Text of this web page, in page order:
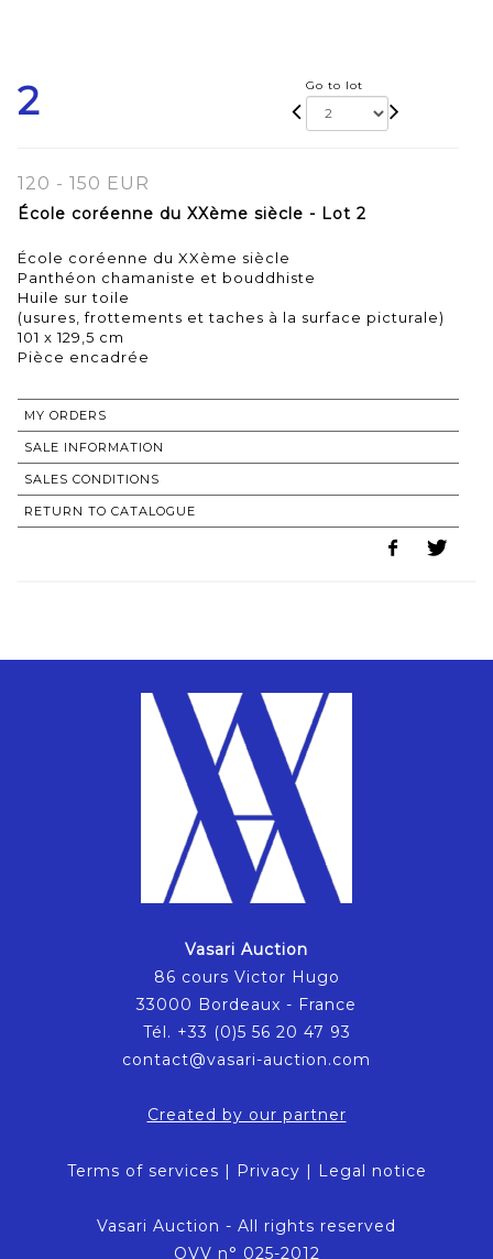
2 Go to lot
120 - 150 EUR
École coréenne du XXème siècle - Lot 2
École coréenne du XXème siècle
Panthéon chamaniste et bouddhiste
Huile sur toile
(usures, frottements et taches à la surface picturale)
101 x 129,5 cm
MY ORDERS
SALE INFORMATION
SALES CONDITIONS
RETURN TO CATALOGUE
Vasari Auction
86 cours Victor Hugo
33000 Bordeaux - France
Tél. +33 (0)5 56 20 47 93
contact@vasari-auction.com
Created by our partner
Terms of services | Privacy | Legal notice
Vasari Auction - All rights reserved
OVV n° 025-2012